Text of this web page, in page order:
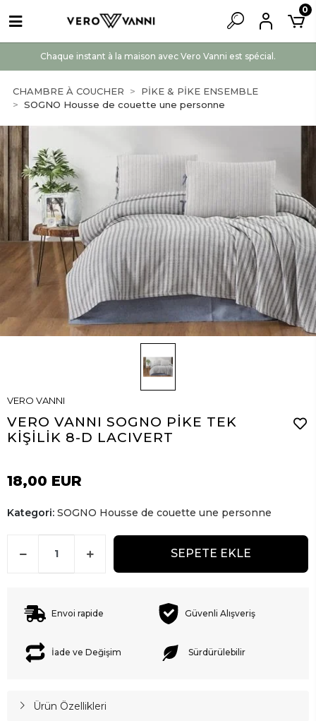
Chaque instant à la maison avec Vero Vanni est spécial.
0
CHAMBRE À COUCHER
PİKE & PİKE ENSEMBLE
SOGNO Housse de couette une personne
VERO VANNI
VERO VANNI SOGNO PİKE TEK
KİŞİLİK 8-D LACIVERT
18,00 EUR
Kategori: SOGNO Housse de couette une personne
SEPETE EKLE
Envoi rapide Güvenli Alışveriş
İade ve Değişim Sürdürülebilir
Ürün Özellikleri